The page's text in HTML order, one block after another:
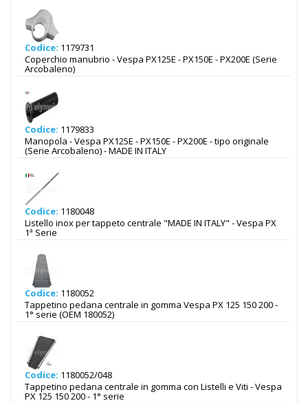
Codice: 1179731
Coperchio manubrio - Vespa PX125E - PX150E - PX200E (Serie
Arcobaleno)
Codice: 1179833
Manopola - Vespa PX125E - PX150E - PX200E - tipo originale
(Serie Arcobaleno) - MADE IN ITALY
Codice: 1180048
Listello inox per tappeto centrale "MADE IN ITALY" - Vespa PX
1ª Serie
Codice: 1180052
Tappetino pedana centrale in gomma Vespa PX 125 150 200 -
1° serie (OEM 180052)
Codice: 1180052/048
Tappetino pedana centrale in gomma con Listelli e Viti - Vespa
PX 125 150 200 - 1° serie